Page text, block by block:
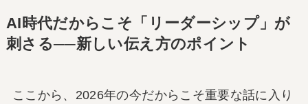
AI時代だからこそ「リーダーシップ」が
刺さる──新しい伝え方のポイント
ここから、2026年の今だからこそ重要な話に入り